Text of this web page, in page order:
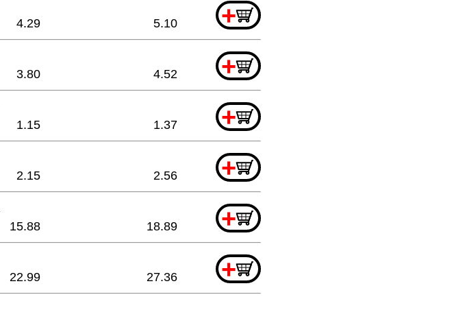
+
4.29 5.10
+
3.80 4.52
+
1.15 1.37
+
2.15 2.56
+
15.88 18.89
+
22.99 27.36